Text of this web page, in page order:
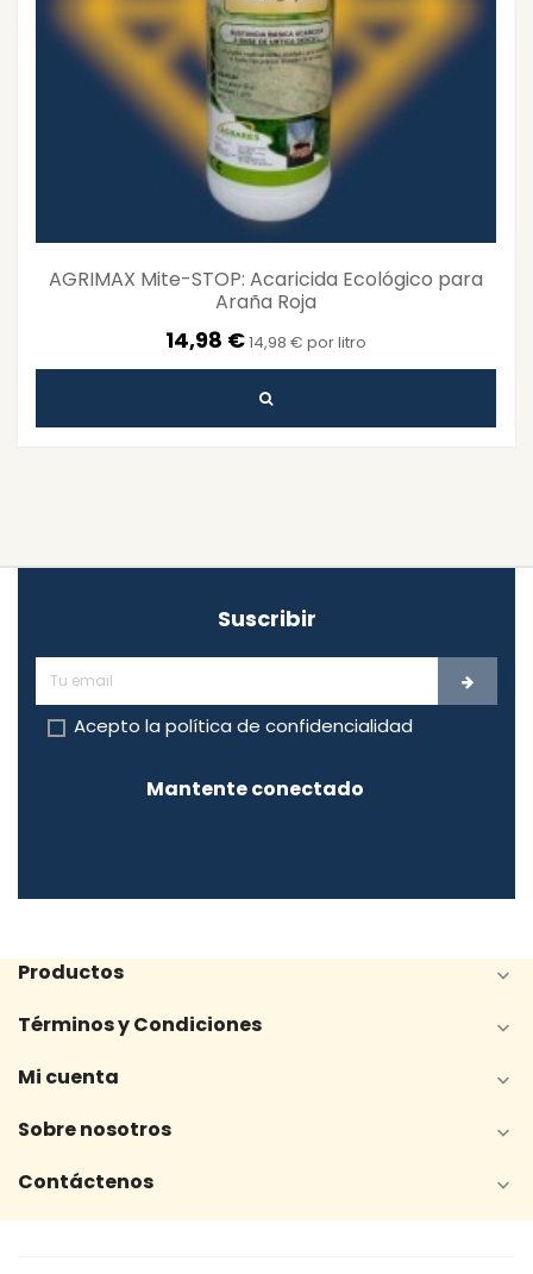
AGRIMAX Mite-STOP: Acaricida Ecológico para
Araña Roja
14,98 €14,98 € por litro
Suscribir
Acepto la política de confidencialidad
Mantente conectado
Productos 
Términos y Condiciones 
Mi cuenta 
Sobre nosotros 
Contáctenos 